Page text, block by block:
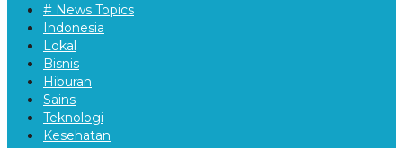
# News Topics
Indonesia
Lokal
Bisnis
Hiburan
Sains
Teknologi
Kesehatan